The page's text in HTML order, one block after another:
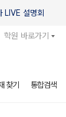
LIVE 설명회
학원 바로가기
찾기 통합검색